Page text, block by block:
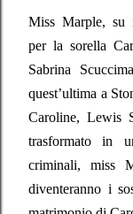
Miss Marple, su
per la sorella
Sabrina
quest’ultima a
Caroline, Lewis
trasformato in
criminali, miss
diventeranno i